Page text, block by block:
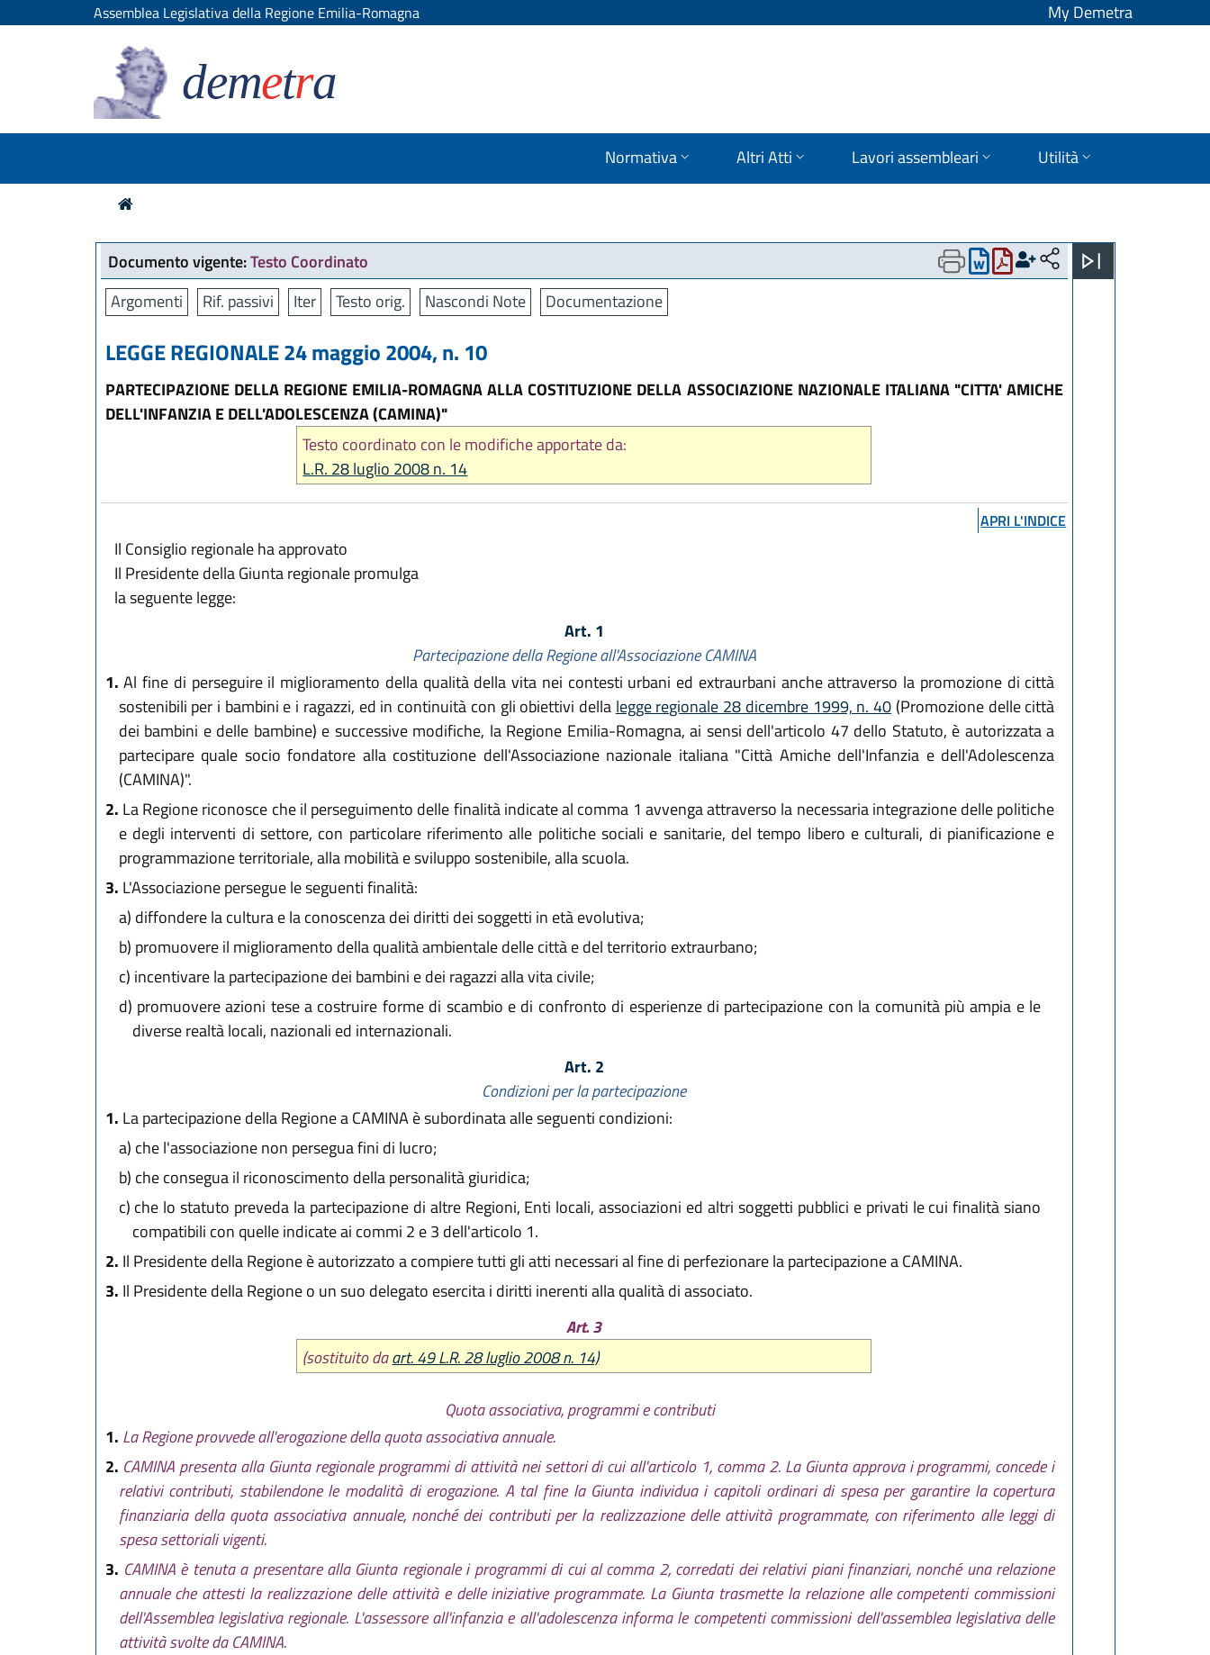
Assemblea Legislativa della Regione Emilia-Romagna My Demetra
demetra
Normativa Altri Atti Lavori assembleari Utilità
Documento vigente:Testo Coordinato
Argomenti
Rif. passivi Iter Testo orig. Nascondi Note Documentazione
LEGGE REGIONALE 24 maggio 2004, n. 10
PARTECIPAZIONE DELLA REGIONE EMILIA-ROMAGNA ALLA COSTITUZIONE DELLA ASSOCIAZIONE NAZIONALE ITALIANA "CITTA' AMICHE
DELL'INFANZIA E DELL'ADOLESCENZA (CAMINA)"
Testo coordinato con le modifiche apportate da:
L.R. 28 luglio 2008 n. 14
APRI L'INDICE
Il Consiglio regionale ha approvato
Il Presidente della Giunta regionale promulga
la seguente legge:
Art. 1
Partecipazione della Regione all'Associazione CAMINA
1. Al fine di perseguire il miglioramento della qualità della vita nei contesti urbani ed extraurbani anche attraverso la promozione di città
sostenibili per i bambini e i ragazzi, ed in continuità con gli obiettivi della legge regionale 28 dicembre 1999, n. 40 (Promozione delle città
dei bambini e delle bambine) e successive modifiche, la Regione Emilia-Romagna, ai sensi dell'articolo 47 dello Statuto, è autorizzata a
partecipare quale socio fondatore alla costituzione dell'Associazione nazionale italiana "Città Amiche dell'Infanzia e dell'Adolescenza
(CAMINA)".
2. La Regione riconosce che il perseguimento delle finalità indicate al comma 1 avvenga attraverso la necessaria integrazione delle politiche
e degli interventi di settore, con particolare riferimento alle politiche sociali e sanitarie, del tempo libero e culturali, di pianificazione e
programmazione territoriale, alla mobilità e sviluppo sostenibile, alla scuola.
3. L'Associazione persegue le seguenti finalità:
a) diffondere la cultura e la conoscenza dei diritti dei soggetti in età evolutiva;
b) promuovere il miglioramento della qualità ambientale delle città e del territorio extraurbano;
c) incentivare la partecipazione dei bambini e dei ragazzi alla vita civile;
d) promuovere azioni tese a costruire forme di scambio e di confronto di esperienze di partecipazione con la comunità più ampia e le
diverse realtà locali, nazionali ed internazionali.
Art. 2
Condizioni per la partecipazione
1. La partecipazione della Regione a CAMINA è subordinata alle seguenti condizioni:
a) che l'associazione non persegua fini di lucro;
b) che consegua il riconoscimento della personalità giuridica;
c) che lo statuto preveda la partecipazione di altre Regioni, Enti locali, associazioni ed altri soggetti pubblici e privati le cui finalità siano
compatibili con quelle indicate ai commi 2 e 3 dell'articolo 1.
2. Il Presidente della Regione è autorizzato a compiere tutti gli atti necessari al fine di perfezionare la partecipazione a CAMINA.
3. Il Presidente della Regione o un suo delegato esercita i diritti inerenti alla qualità di associato.
Art. 3
(sostituito daart. 49 L.R. 28 luglio 2008 n. 14)
Quota associativa, programmi e contributi
1. La Regione provvede all'erogazione della quota associativa annuale.
2. CAMINA presenta alla Giunta regionale programmi di attività nei settori di cui all'articolo 1, comma 2. La Giunta approva i programmi, concede i
relativi contributi, stabilendone le modalità di erogazione. A tal fine la Giunta individua i capitoli ordinari di spesa per garantire la copertura
finanziaria della quota associativa annuale, nonché dei contributi per la realizzazione delle attività programmate, con riferimento alle leggi di
spesa settoriali vigenti.
3. CAMINA è tenuta a presentare alla Giunta regionale i programmi di cui al comma 2, corredati dei relativi piani finanziari, nonché una relazione
annuale che attesti la realizzazione delle attività e delle iniziative programmate. La Giunta trasmette la relazione alle competenti commissioni
dell'Assemblea legislativa regionale. L'assessore all'infanzia e all'adolescenza informa le competenti commissioni dell'assemblea legislativa delle
attività svolte da CAMINA.